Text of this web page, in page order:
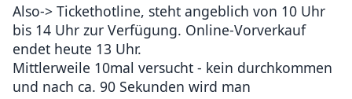
Also-> Tickethotline, steht angeblich von 10 Uhr
bis 14 Uhr zur Verfügung. Online-Vorverkauf
endet heute 13 Uhr.
Mittlerweile 10mal versucht - kein durchkommen
und nach ca. 90 Sekunden wird man